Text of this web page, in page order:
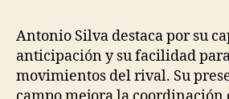
Antonio Silva destaca por su
anticipación y su facilidad
movimientos del rival. Su